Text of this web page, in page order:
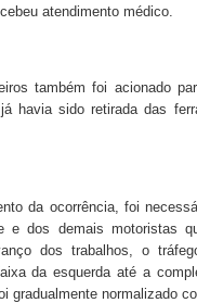
atendimento médico.
também foi acionado
havia sido retirada das
da ocorrência, foi
e dos demais motoristas
dos trabalhos, o
da esquerda até a
gradualmente normalizado